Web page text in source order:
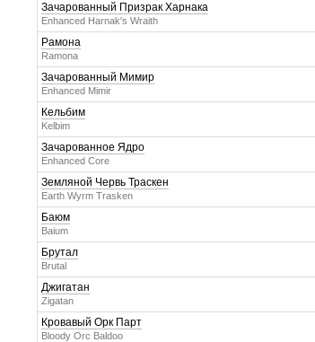
Зачарованный Призрак Харнака
Enhanced Harnak's Wraith
Рамона
Ramona
Зачарованный Мимир
Enhanced Mimir
Кельбим
Kelbim
Зачарованное Ядро
Enhanced Core
Земляной Червь Траскен
Earth Wyrm Trasken
Баюм
Baium
Брутал
Brutal
Джигатан
Zigatan
Кровавый Орк Парт
Bloody Orc Baldoo